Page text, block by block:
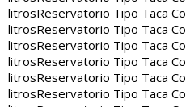
litrosReservatorio Tipo Taca
litrosReservatorio Tipo Taca
litrosReservatorio Tipo Taca
litrosReservatorio Tipo Taca
litrosReservatorio Tipo Taca
litrosReservatorio Tipo Taca